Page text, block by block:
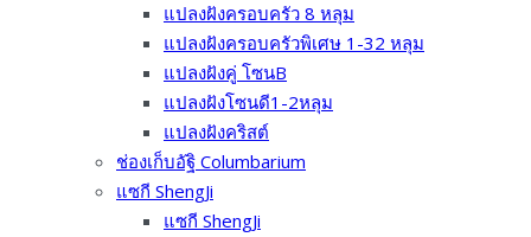
แปลงฝังครอบครัว 8 หลุม
แปลงฝังครอบครัวพิเศษ 1-32 หลุม
แปลงฝัง​คู่ โซนB
แปลงฝังโซนดี1-2หลุม
แปลงฝังคริสต์
ช่องเก็บอัฐิ Columbarium
แซกี ShengJi
แซกี ShengJi